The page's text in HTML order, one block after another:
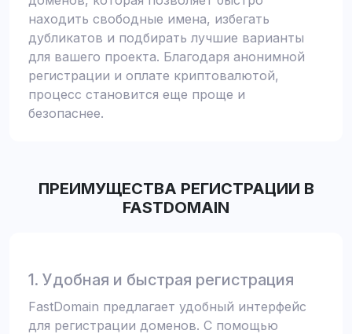
находить свободные имена, избегать
дубликатов и подбирать лучшие варианты
для вашего проекта. Благодаря анонимной
регистрации и оплате криптовалютой,
процесс становится еще проще и
безопаснее.
ПРЕИМУЩЕСТВА РЕГИСТРАЦИИ В
FASTDOMAIN
1. Удобная и быстрая регистрация
FastDomain предлагает удобный интерфейс
для регистрации доменов. С помощью